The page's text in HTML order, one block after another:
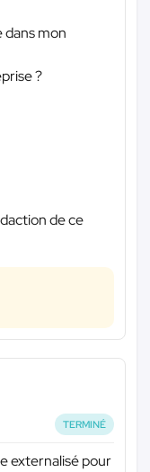
mon
?
de ce
TERMINÉ
externalisé pour